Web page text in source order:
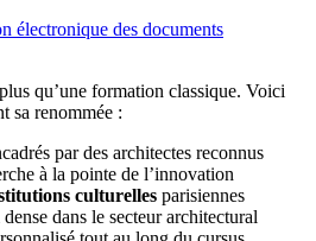
électronique des documents
qu’une formation classique. Voici
sa renommée :
par des architectes reconnus
à la pointe de l’innovation
culturelles parisiennes
dans le secteur architectural